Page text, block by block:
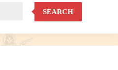
SEARCH